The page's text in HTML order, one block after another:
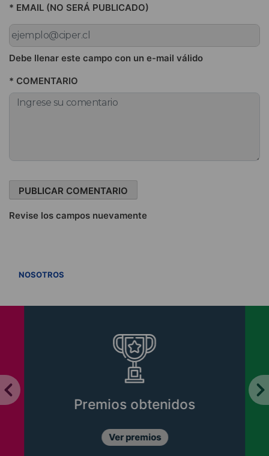
* EMAIL (NO SERÁ PUBLICADO)
Debe llenar este campo con un e-mail válido
* COMENTARIO
Revise los campos nuevamente
NOSOTROS
Premios obtenidos
Ver premios